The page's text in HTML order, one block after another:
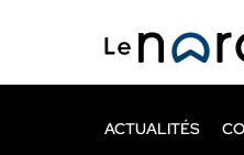
principal
ACTUALITÉS